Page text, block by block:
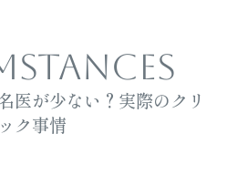
医が少ない？実際のクリ
ク事情